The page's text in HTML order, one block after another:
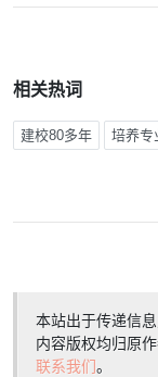
相关热词
建校80多年 培养专
本站出于传递信
内容版权均归原
联系我们。